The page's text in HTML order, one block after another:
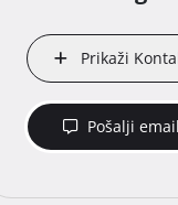
Prikaži
Pošalji email